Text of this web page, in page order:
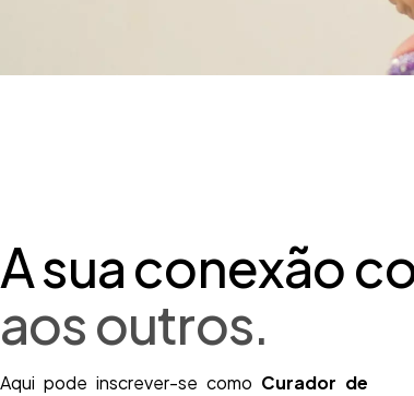
A sua conexão
aos outros.
Aqui pode inscrever-se como Curador de